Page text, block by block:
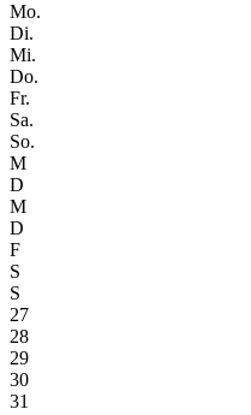
Mo.
Di.
Mi.
Do.
Fr.
Sa.
So.
M
D
M
D
F
S
S
27
28
29
30
31